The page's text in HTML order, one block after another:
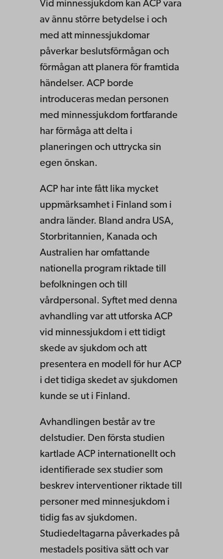
Vid minnessjukdom kan ACP vara
av ännu större betydelse i och
med att minnessjukdomar
påverkar beslutsförmågan och
förmågan att planera för framtida
händelser. ACP borde
introduceras medan personen
med minnessjukdom fortfarande
har förmåga att delta i
planeringen och uttrycka sin
egen önskan.
ACP har inte fått lika mycket
uppmärksamhet i Finland som i
andra länder. Bland andra USA,
Storbritannien, Kanada och
Australien har omfattande
nationella program riktade till
befolkningen och till
vårdpersonal. Syftet med denna
avhandling var att utforska ACP
vid minnessjukdom i ett tidigt
skede av sjukdom och att
presentera en modell för hur ACP
i det tidiga skedet av sjukdomen
kunde se ut i Finland.
Avhandlingen består av tre
delstudier. Den första studien
kartlade ACP internationellt och
identifierade sex studier som
beskrev interventioner riktade till
personer med minnesjukdom i
tidig fas av sjukdomen.
Studiedeltagarna påverkades på
mestadels positiva sätt och var